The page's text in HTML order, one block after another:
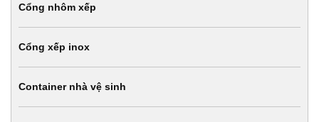
Cổng nhôm xếp
Cổng xếp inox
Container nhà vệ sinh